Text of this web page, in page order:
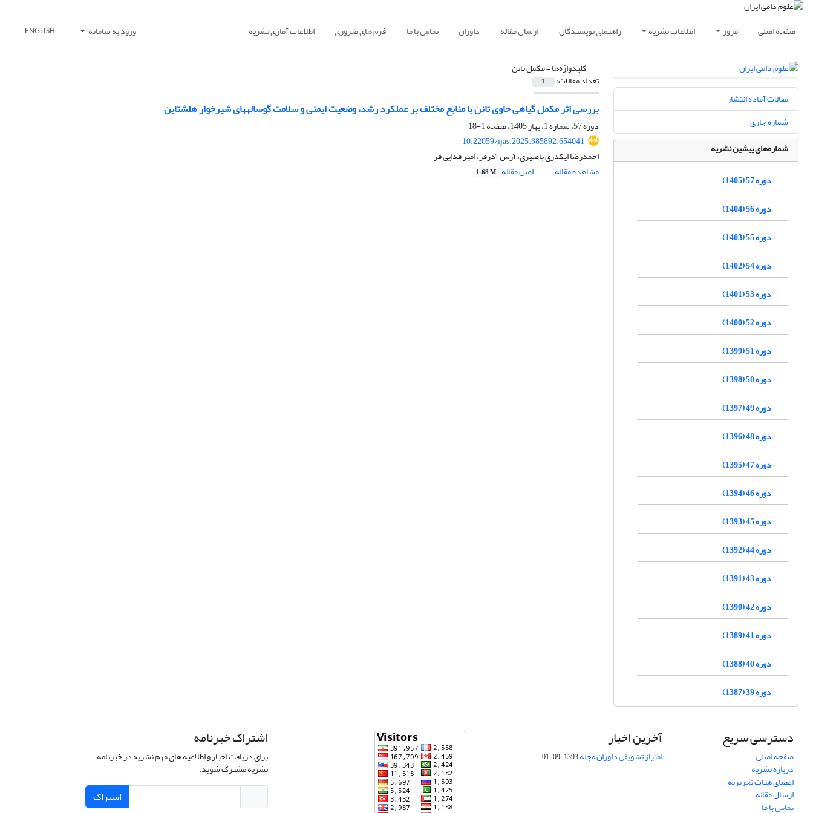
صفحه اصلی مرور اطلاعات نشریه راهنمای نویسندگان ارسال مقاله داوران تماس با ما فرم های ضروری اطلاعات آماری نشریه ورود به سامانه ENGLISH
کلیدواژه‌ها =مکمل تانن
تعداد مقالات: 1
بررسی اثر مکمل گیاهی حاوی تانن با منابع مختلف بر عملکرد رشد، وضعیت ایمنی و سلامت گوساله‫های شیرخوار هلشتاین‬
دوره 57، شماره 1، بهار 1405، صفحه
1-18
10.22059/ijas.2025.385892.654041
احمدرضا ایکدری باصیری، آرش آذرفر، امیر فدایی فر
مشاهده مقاله
اصل مقاله 1.68 M
مقالات آماده انتشار
شماره جاری
شماره‌های پیشین نشریه
دوره 57 (1405)
دوره 56 (1404)
دوره 55 (1403)
دوره 54 (1402)
دوره 53 (1401)
دوره 52 (1400)
دوره 51 (1399)
دوره 50 (1398)
دوره 49 (1397)
دوره 48 (1396)
دوره 47 (1395)
دوره 46 (1394)
دوره 45 (1393)
دوره 44 (1392)
دوره 43 (1391)
دوره 42 (1390)
دوره 41 (1389)
دوره 40 (1388)
دوره 39 (1387)
دسترسی سریع
صفحه اصلی
درباره نشریه
اعضای هیات تحریریه
ارسال مقاله
تماس با ما
آخرین اخبار
امتیاز تشویقی داوران مجله1393-09-01
اشتراک خبرنامه
برای دریافت اخبار و اطلاعیه های مهم نشریه در خبرنامه
نشریه مشترک شوید.
اشتراک